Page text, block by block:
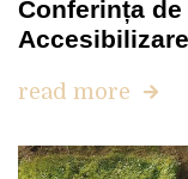
Conferința
read more